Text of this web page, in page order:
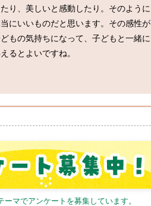
り、美しいと感動したり。そのように
にいいものだと思います。その感性が
もの気持ちになって、子どもと一緒に
るとよいですね。
マでアンケートを募集しています。